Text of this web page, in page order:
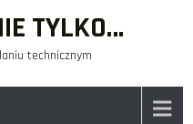
TYLKO…
technicznym